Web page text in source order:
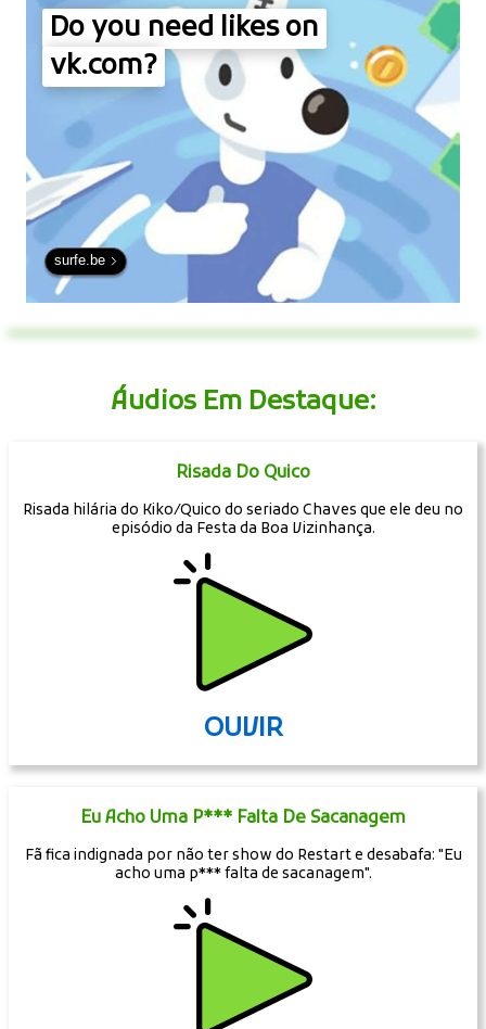
Do you need likes on
vk.com?
surfe.be
Áudios Em Destaque:
Risada Do Quico
Risada hilária do Kiko/Quico do seriado Chaves que ele deu no
episódio da Festa da Boa Vizinhança.
OUVIR
Eu Acho Uma P*** Falta De Sacanagem
Fã fica indignada por não ter show do Restart e desabafa: "Eu
acho uma p*** falta de sacanagem".